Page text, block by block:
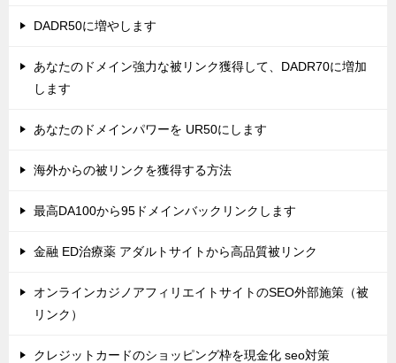
DADR50に増やします
あなたのドメイン強力な被リンク獲得して、DADR70に増加
します
あなたのドメインパワーを UR50にします
海外からの被リンクを獲得する方法
最高DA100から95ドメインバックリンクします
金融 ED治療薬 アダルトサイトから高品質被リンク
オンラインカジノアフィリエイトサイトのSEO外部施策（被
リンク）
クレジットカードのショッピング枠を現金化 seo対策